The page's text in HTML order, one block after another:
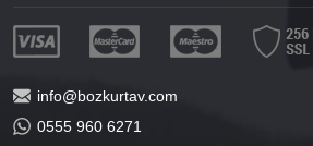
info@bozkurtav.com
0555 960 6271